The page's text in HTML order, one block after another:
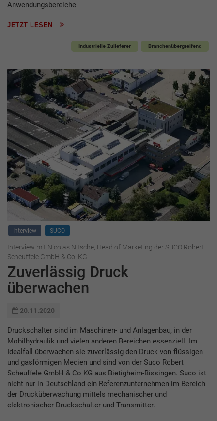
Anwendungsbereiche.
JETZT LESEN
Industrielle Zulieferer Branchenübergreifend
Interview SUCO
Interview mit Nicolas Nitsche, Head of Marketing der SUCO Robert
Scheuffele GmbH & Co. KG
Zuverlässig Druck
überwachen
20.11.2020
Druckschalter sind im Maschinen- und Anlagenbau, in der
Mobilhydraulik und vielen anderen Bereichen essenziell. Im
Idealfall überwachen sie zuverlässig den Druck von flüssigen
und gasförmigen Medien und sind von der Suco Robert
Scheuffele GmbH & Co KG aus Bietigheim-Bissingen. Suco ist
nicht nur in Deutschland ein Referenzunternehmen im Bereich
der Drucküberwachung mittels mechanischer und
elektronischer Druckschalter und Transmitter.